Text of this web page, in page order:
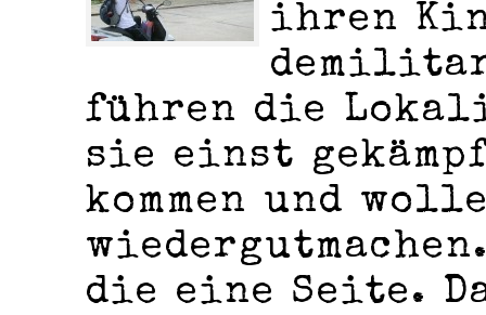
ihren
führen die
sie einst
kommen und
die eine Seite.